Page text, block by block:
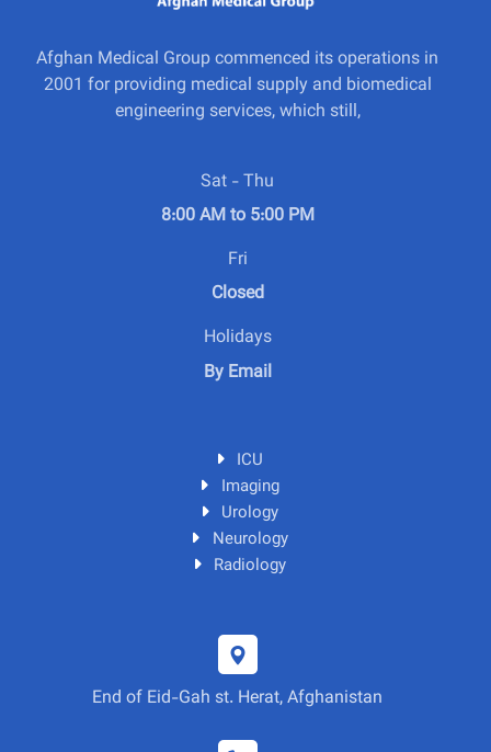
Afghan Medical Group commenced its operations in
2001 for providing medical supply and biomedical
engineering services, which still,
Sat - Thu
8:00 AM to 5:00 PM
Fri
Closed
Holidays
By Email
ICU
Imaging
Urology
Neurology
Radiology
End of Eid-Gah st. Herat, Afghanistan